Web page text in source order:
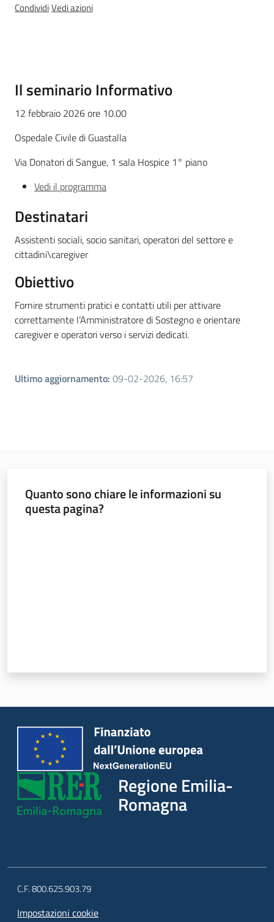
Novità
Servizi
Leggi Atti Bandi
CondividiVedi azioni
Introduzione
Il seminario Informativo
12 febbraio 2026 ore 10.00
Ospedale Civile di Guastalla
Via Donatori di Sangue, 1 sala Hospice 1° piano
Vedi il programma
Destinatari
Assistenti sociali, socio sanitari, operatori del settore e
cittadini\caregiver
Obiettivo
Fornire strumenti pratici e contatti utili per attivare
correttamente l’Amministratore di Sostegno e orientare
caregiver e operatori verso i servizi dedicati.
Ultimo aggiornamento: 09-02-2026, 16:57
Quanto sono chiare le informazioni su
questa pagina?
Regione Emilia-
Romagna
C.F. 800.625.903.79
Impostazioni cookie